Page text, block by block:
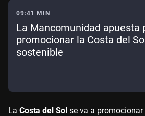
09:41 MIN
La Mancomunidad apuesta
promocionar la Costa del
sostenible
La Costa del Sol se va a